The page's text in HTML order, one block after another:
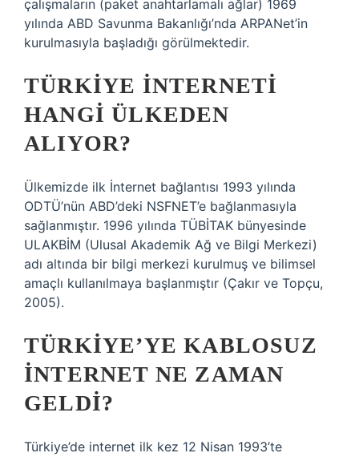
çalışmaların (paket anahtarlamalı ağlar) 1969
yılında ABD Savunma Bakanlığı’nda ARPANet’in
kurulmasıyla başladığı görülmektedir.
TÜRKIYE INTERNETI
HANGI ÜLKEDEN
ALIYOR?
Ülkemizde ilk İnternet bağlantısı 1993 yılında
ODTÜ’nün ABD’deki NSFNET’e bağlanmasıyla
sağlanmıştır. 1996 yılında TÜBİTAK bünyesinde
ULAKBİM (Ulusal Akademik Ağ ve Bilgi Merkezi)
adı altında bir bilgi merkezi kurulmuş ve bilimsel
amaçlı kullanılmaya başlanmıştır (Çakır ve Topçu,
2005).
TÜRKIYE’YE KABLOSUZ
INTERNET NE ZAMAN
GELDI?
Türkiye’de internet ilk kez 12 Nisan 1993’te